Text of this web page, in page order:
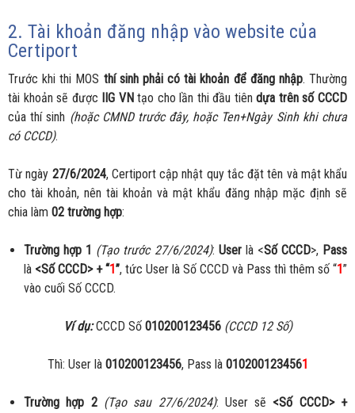
2. Tài khoản đăng nhập vào website của
Certiport
Trước khi thi MOS thí sinh phải có tài khoản để đăng nhập. Thường
tài khoản sẽ được IIG VNtạo cho lần thi đầu tiêndựa trên số CCCD
của thí sinh (hoặc CMND trước đây, hoặc Ten+Ngày Sinh khi chưa
có CCCD).
Từ ngày 27/6/2024, Certiport cập nhật quy tắc đặt tên và mật khẩu
cho tài khoản, nên tài khoản và mật khẩu đăng nhập mặc định sẽ
chia làm 02 trường hợp:
Trường hợp 1 (Tạo trước 27/6/2024): Userlà <Số CCCD>, Pass
là <Số CCCD> + “1”, tức User là Số CCCD và Pass thì thêm số “1”
vào cuối Số CCCD.
Ví dụ:CCCD Số 010200123456 (CCCD 12 Số)
Thì: User là 010200123456, Pass là 0102001234561
Trường hợp 2 (Tạo sau 27/6/2024): User sẽ <Số CCCD> +